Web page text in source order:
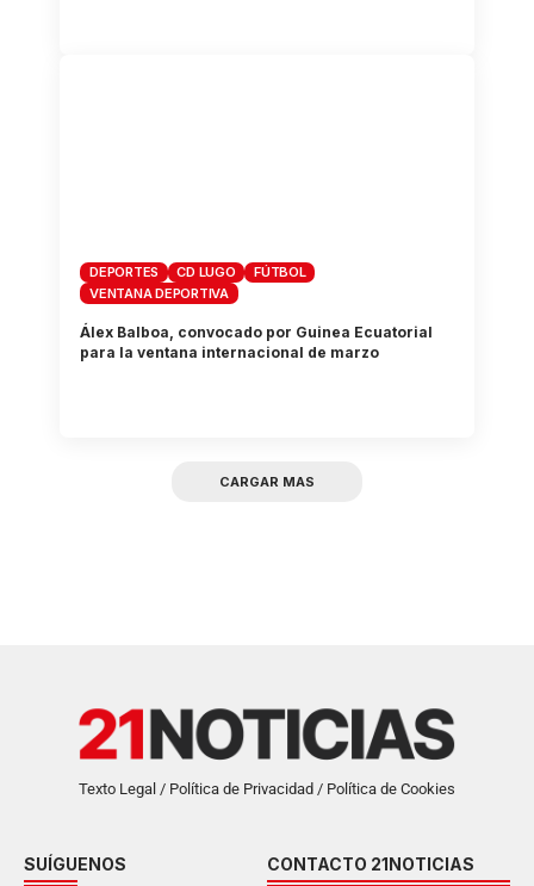
DEPORTES CD LUGO
FÚTBOL
VENTANA DEPORTIVA
Álex Balboa, convocado por Guinea Ecuatorial
para la ventana internacional de marzo
CARGAR MAS
Texto Legal / Política de Privacidad / Política de Cookies
SUÍGUENOS
CONTACTO 21NOTICIAS